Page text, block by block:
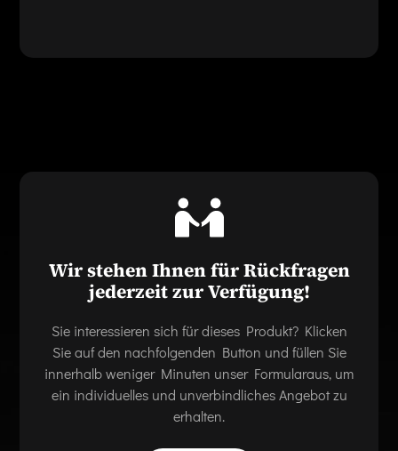
Wir stehen Ihnen für Rückfragen
jederzeit zur Verfügung!
Sie interessieren sich für dieses Produkt? Klicken
Sie auf den nachfolgenden Button und füllen Sie
innerhalb weniger Minuten unser Formularaus, um
ein individuelles und unverbindliches Angebot zu
erhalten.